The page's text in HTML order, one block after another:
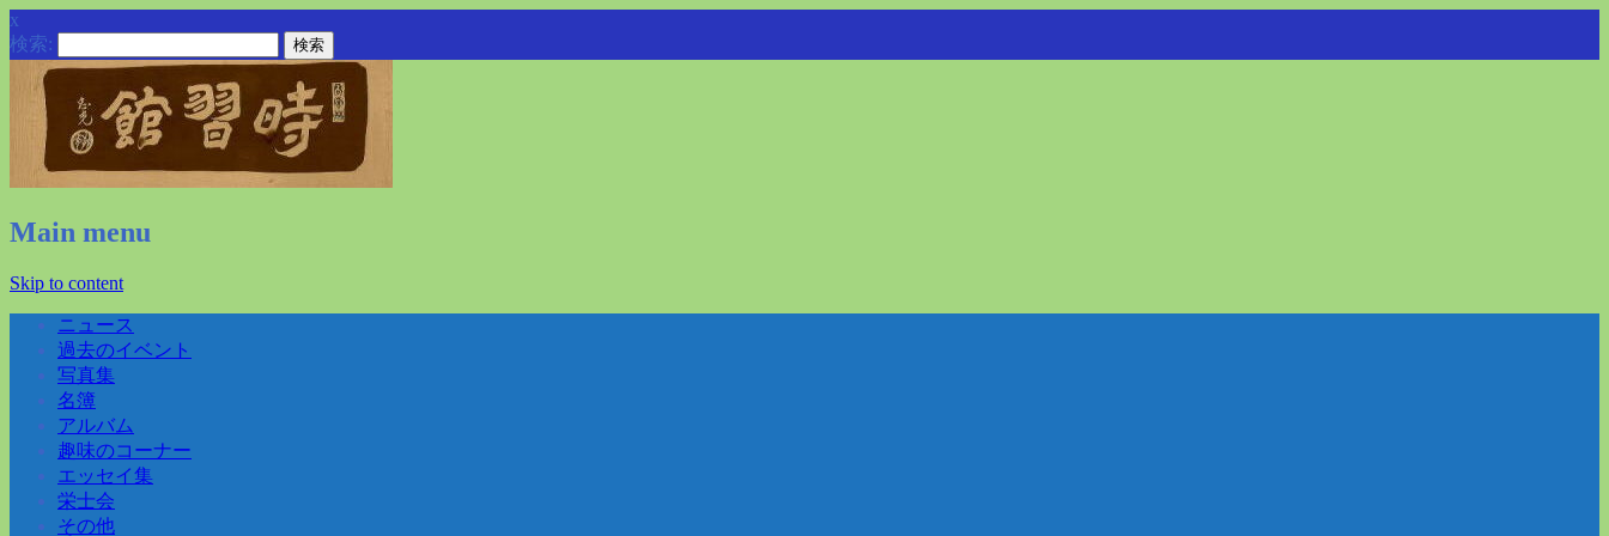
x
検索:
Main menu
Skip to content
ニュース
過去のイベント
写真集
名簿
アルバム
趣味のコーナー
エッセイ集
栄士会
その他